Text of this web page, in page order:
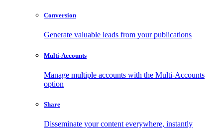
Conversion
Generate valuable leads from your publications
Multi-Accounts
Manage multiple accounts with the Multi-Accounts
option
Share
Disseminate your content everywhere, instantly